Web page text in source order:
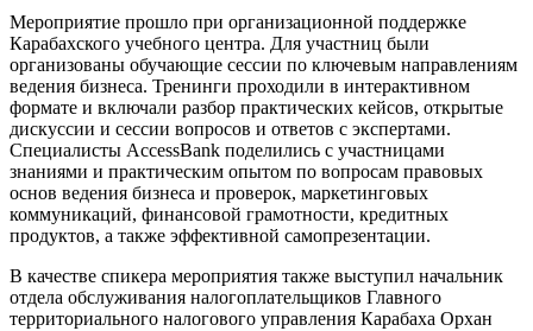
Мероприятие прошло при организационной поддержке
Карабахского учебного центра. Для участниц были
организованы обучающие сессии по ключевым направлениям
ведения бизнеса. Тренинги проходили в интерактивном
формате и включали разбор практических кейсов, открытые
дискуссии и сессии вопросов и ответов с экспертами.
Специалисты AccessBank поделились с участницами
знаниями и практическим опытом по вопросам правовых
основ ведения бизнеса и проверок, маркетинговых
коммуникаций, финансовой грамотности, кредитных
продуктов, а также эффективной самопрезентации.
В качестве спикера мероприятия также выступил начальник
отдела обслуживания налогоплательщиков Главного
территориального налогового управления Карабаха Орхан